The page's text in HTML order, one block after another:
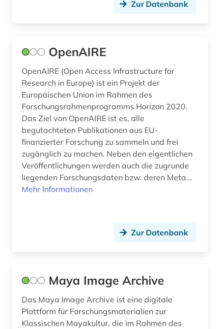
soziologie (1)
sprachwissenschaft (1)
stadt (1)
statistik (2)
strahlung (1)
studium (1)
suchmaschine (2)
technische universität clausthal (1)
technische universität wien (1)
technologie (1)
thema (1)
Zur Datenbank
OpenAIRE
OpenAIRE (Open Access Infrastructure for
Research in Europe) ist ein Projekt der
Europäischen Union im Rahmen des
Forschungsrahmenprogramms Horizon 2020.
Das Ziel von OpenAIRE ist es, alle
begutachteten Publikationen aus EU-
finanzierter Forschung zu sammeln und frei
zugänglich zu machen. Neben den eigentlichen
Veröffentlichungen werden auch die zugrunde
liegenden Forschungsdaten bzw. deren Meta...
Mehr Informationen
Zur Datenbank
Maya Image Archive
Das Maya Image Archive ist eine digitale
Plattform für Forschungsmaterialien zur
Klassischen Mayakultur, die im Rahmen des